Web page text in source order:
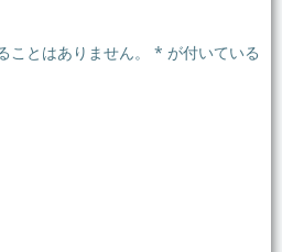
ビ
ことはありません。 * が付いている